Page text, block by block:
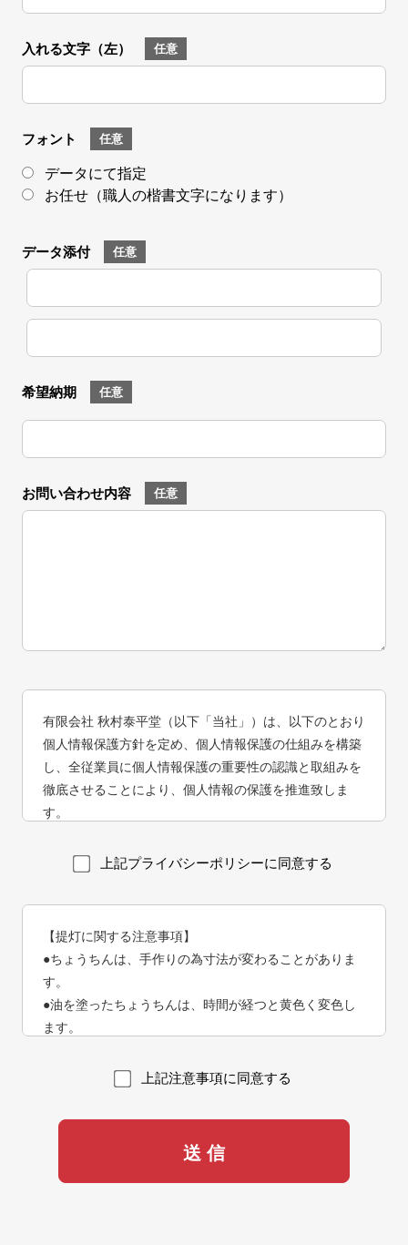
入れる文字（左） 任意
フォント 任意
データにて指定
お任せ（職人の楷書文字になります）
データ添付 任意
希望納期 任意
お問い合わせ内容 任意
有限会社 秋村泰平堂（以下「当社」）は、以下のとおり
個人情報保護方針を定め、個人情報保護の仕組みを構築
し、全従業員に個人情報保護の重要性の認識と取組みを
徹底させることにより、個人情報の保護を推進致しま
す。
【個人情報の管理】
当社は、お客さまの個人情報を正確かつ最新の状態に保
持・管理体制の整備・社員教育の徹底等の必要な措置を
講じ、安全対策を実施し個人情報の厳重な管理を行ない
ます。
【個人情報の利用目的】
絡や業務のご案内やご質問に対する回答として、電子メ
当社は、お客さまよりお預かりした個人情報を適切に管
理し、次のいずれかに該当する場合を除き、個人情報を
上記プライバシーポリシーに同意する
【提灯に関する注意事項】
●ちょうちんは、手作りの為寸法が変わることがありま
す。
●油を塗ったちょうちんは、時間が経つと黄色く変色し
ます。
の場合などでまったく同じものは出来ない場合がありま
なる事や経済情勢などにより価格を改定する場合があり
ます。あらかじめご了承ください。
●ちょうちんはデリケートなものなので、取り扱いには
注意してください。
上記注意事項に同意する